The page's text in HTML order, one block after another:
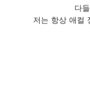
다
저는 항상 애컬